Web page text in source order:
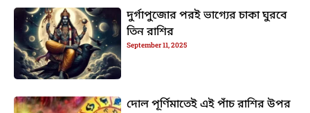
দুর্গাপুজোর পরই ভাগ্যের চাকা ঘুরবে
তিন রাশির
September 11, 2025
দোল পূর্ণিমাতেই এই পাঁচ রাশির উপর